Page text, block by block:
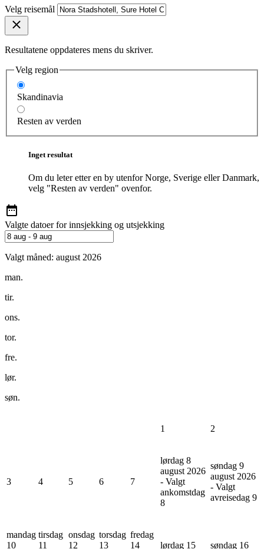
Velg reisemål
Resultatene oppdateres mens du skriver.
Velg region
Skandinavia
Resten av verden
Inget resultat
Om du leter etter en by utenfor Norge, Sverige eller Danmark,
velg "Resten av verden" ovenfor.
Valgte datoer for innsjekking og utsjekking
Valgt måned: august 2026
man.
tir.
ons.
tor.
fre.
lør.
søn.
1 2
3 4 5 6 7
lørdag 8
august 2026
- Valgt
ankomstdag
8
søndag 9
august 2026
- Valgt
avreisedag 9
mandag
10
tirsdag
11
onsdag
12
torsdag
13
fredag
14
lørdag 15 søndag 16